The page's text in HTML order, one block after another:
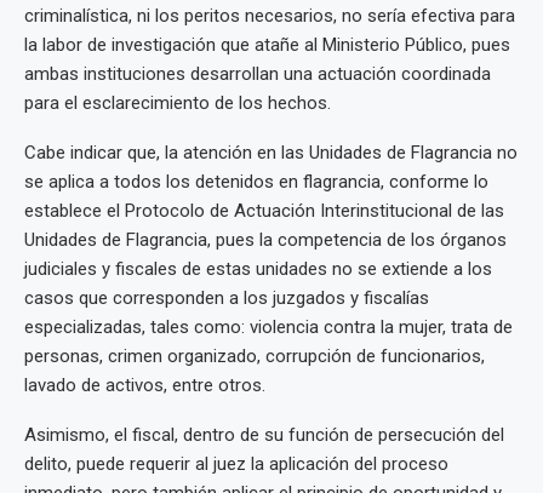
criminalística, ni los peritos necesarios, no sería efectiva para
la labor de investigación que atañe al Ministerio Público, pues
ambas instituciones desarrollan una actuación coordinada
para el esclarecimiento de los hechos.
Cabe indicar que, la atención en las Unidades de Flagrancia no
se aplica a todos los detenidos en flagrancia, conforme lo
establece el Protocolo de Actuación Interinstitucional de las
Unidades de Flagrancia, pues la competencia de los órganos
judiciales y fiscales de estas unidades no se extiende a los
casos que corresponden a los juzgados y fiscalías
especializadas, tales como: violencia contra la mujer, trata de
personas, crimen organizado, corrupción de funcionarios,
lavado de activos, entre otros.
Asimismo, el fiscal, dentro de su función de persecución del
delito, puede requerir al juez la aplicación del proceso